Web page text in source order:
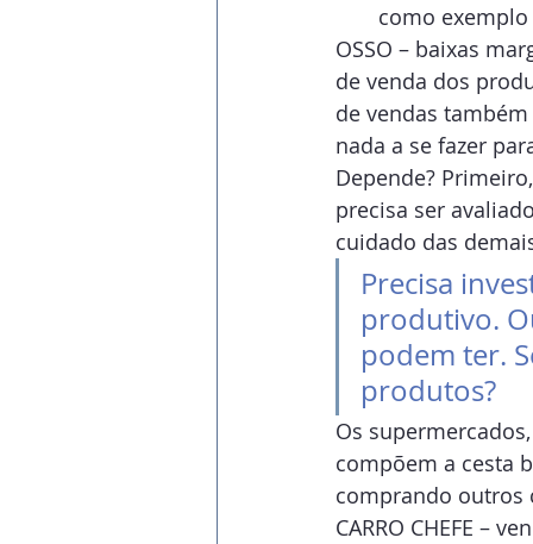
como
OSSO – baixas
de venda dos
de vendas
nada a se fazer
Depende?
precisa ser
cuidado das
Precisa
produtivo.
podem ter.
produtos?
Os
compõem a cesta
comprando outros
CARRO CHEFE –